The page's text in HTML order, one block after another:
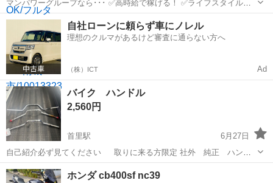
マンパワーグループなら･･･ ✅️高時給で稼げる！ ✅️ライフスタイルに
合わせて働ける！ ✅️資格取得支援など福利厚生充実！ ✅️大手なので安
定性抜群！ 【大手で働くメリットはコチラ♪】 ✨給与・待遇が高...
沖縄 南城市 医療
自社ローンに頼らず車にノレル
理想のクルマがあるけど審査に通らない方へ
（株）ICT Ad
バイク ハンドル
2,560円
首里駅
6月27日
自己紹介必ず見てください 取りに来る方限定 社外 純正 ハンド
ル3本必要な方宜しくお願いします。 場所は大里稲嶺十字路近く
沖縄 南城市 首里駅
ホンダ cb400sf nc39